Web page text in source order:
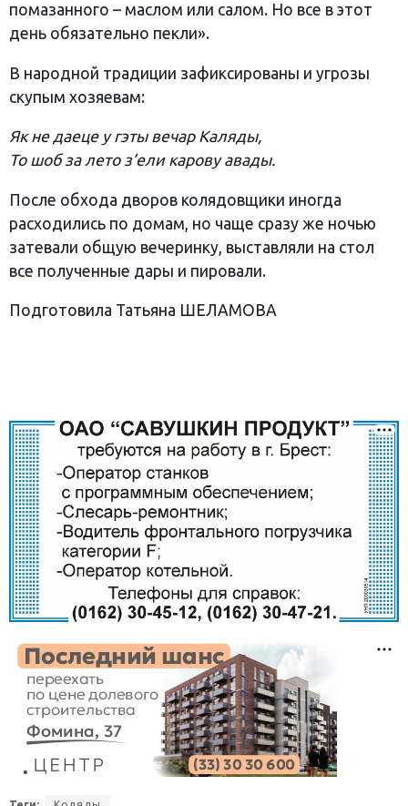
помазанного – маслом или салом. Но все в этот
день обязательно пекли».
В народной традиции зафиксированы и угрозы
скупым хозяевам:
Як не даеце у гэты вечар Каляды,
То шоб за лето з’ели карову авады.
После обхода дворов колядовщики иногда
расходились по домам, но чаще сразу же ночью
затевали общую вечеринку, выставляли на стол
все полученные дары и пировали.
Подготовила Татьяна ШЕЛАМОВА